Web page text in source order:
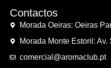
Contactos
Morada Oeiras: Oeiras
Morada Monte Estoril: Av.
comercial@aromaclub.pt